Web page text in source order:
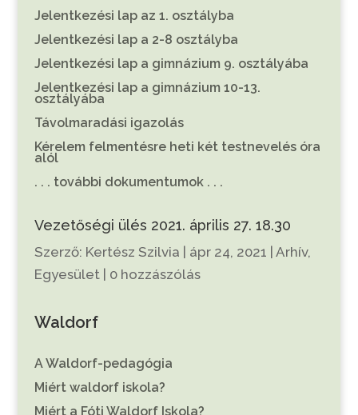
Jelentkezési lap az 1. osztályba
Jelentkezési lap a 2-8 osztályba
Jelentkezési lap a gimnázium 9. osztályába
Jelentkezési lap a gimnázium 10-13.
osztályába
Távolmaradási igazolás
Kérelem felmentésre heti két testnevelés óra
alól
. . . további dokumentumok . . .
Vezetőségi ülés 2021. április 27. 18.30
Szerző: Kertész Szilvia | ápr 24, 2021 | Arhív,
Egyesület| 0 hozzászólás
Waldorf
A Waldorf-pedagógia
Miért waldorf iskola?
Miért a Fóti Waldorf Iskola?